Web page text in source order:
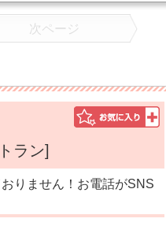
次ページ
ラン]
りません！お電話がSNS